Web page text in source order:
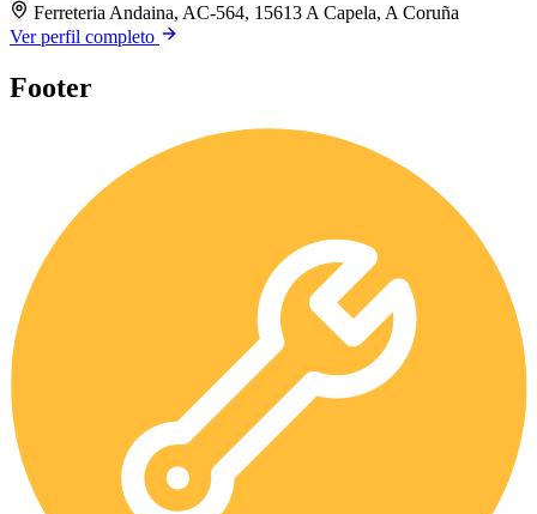
Ferreteria Andaina, AC-564, 15613 A Capela, A Coruña
Ver perfil completo
Footer